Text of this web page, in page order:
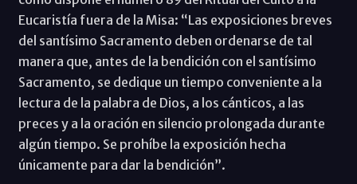
Eucaristía fuera de la Misa: “Las exposiciones breves
del santísimo Sacramento deben ordenarse de tal
manera que, antes de la bendición con el santísimo
Sacramento, se dedique un tiempo conveniente a la
lectura de la palabra de Dios, a los cánticos, a las
preces y a la oración en silencio prolongada durante
algún tiempo. Se prohíbe la exposición hecha
únicamente para dar la bendición”.